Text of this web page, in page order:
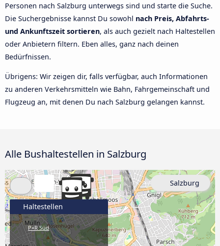
Personen nach Salzburg unterwegs sind und starte die Suche.
Die Suchergebnisse kannst Du sowohl nach Preis, Abfahrts-
und Ankunftszeit sortieren, als auch gezielt nach Haltestellen
oder Anbietern filtern. Eben alles, ganz nach deinen
Bedürfnissen.
Übrigens: Wir zeigen dir, falls verfügbar, auch Informationen
zu anderen Verkehrsmitteln wie Bahn, Fahrgemeinschaft und
Flugzeug an, mit denen Du nach Salzburg gelangen kannst.
Alle Bushaltestellen in Salzburg
Haltestellen
P+R Süd
Salzburg